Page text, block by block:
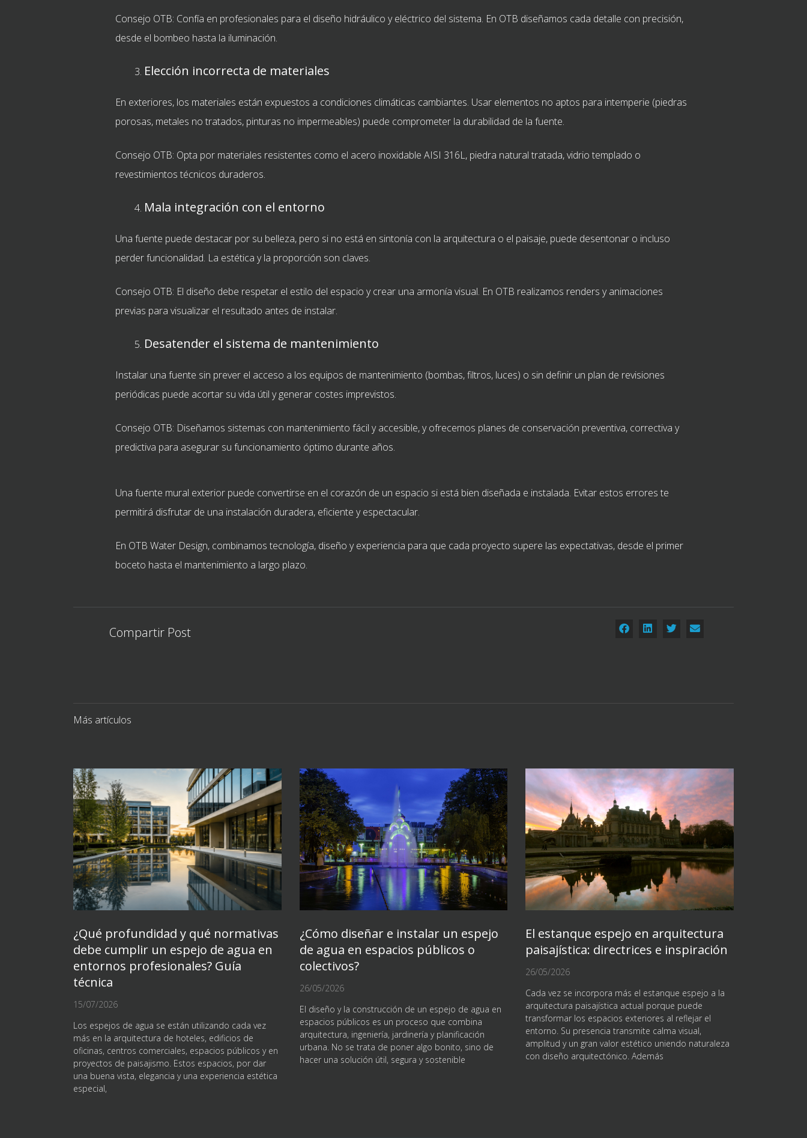
Consejo OTB: Confía en profesionales para el diseño hidráulico y eléctrico del sistema. En OTB diseñamos cada detalle con precisión,
desde el bombeo hasta la iluminación.
Elección incorrecta de materiales
En exteriores, los materiales están expuestos a condiciones climáticas cambiantes. Usar elementos no aptos para intemperie (piedras
porosas, metales no tratados, pinturas no impermeables) puede comprometer la durabilidad de la fuente.
Consejo OTB: Opta por materiales resistentes como el acero inoxidable AISI 316L, piedra natural tratada, vidrio templado o
revestimientos técnicos duraderos.
Mala integración con el entorno
Una fuente puede destacar por su belleza, pero si no está en sintonía con la arquitectura o el paisaje, puede desentonar o incluso
perder funcionalidad. La estética y la proporción son claves.
Consejo OTB: El diseño debe respetar el estilo del espacio y crear una armonía visual. En OTB realizamos renders y animaciones
previas para visualizar el resultado antes de instalar.
Desatender el sistema de mantenimiento
Instalar una fuente sin prever el acceso a los equipos de mantenimiento (bombas, filtros, luces) o sin definir un plan de revisiones
periódicas puede acortar su vida útil y generar costes imprevistos.
Consejo OTB: Diseñamos sistemas con mantenimiento fácil y accesible, y ofrecemos planes de conservación preventiva, correctiva y
predictiva para asegurar su funcionamiento óptimo durante años.
Una fuente mural exterior puede convertirse en el corazón de un espacio si está bien diseñada e instalada. Evitar estos errores te
permitirá disfrutar de una instalación duradera, eficiente y espectacular.
En OTB Water Design, combinamos tecnología, diseño y experiencia para que cada proyecto supere las expectativas, desde el primer
boceto hasta el mantenimiento a largo plazo.
Compartir Post
Más artículos
¿Qué profundidad y qué normativas
debe cumplir un espejo de agua en
entornos profesionales? Guía
técnica
15/07/2026
Los espejos de agua se están utilizando cada vez
más en la arquitectura de hoteles, edificios de
oficinas, centros comerciales, espacios públicos y en
proyectos de paisajismo. Estos espacios, por dar
una buena vista, elegancia y una experiencia estética
especial,
¿Cómo diseñar e instalar un espejo
de agua en espacios públicos o
colectivos?
26/05/2026
El diseño y la construcción de un espejo de agua en
espacios públicos es un proceso que combina
arquitectura, ingeniería, jardinería y planificación
urbana. No se trata de poner algo bonito, sino de
hacer una solución útil, segura y sostenible
El estanque espejo en arquitectura
paisajística: directrices e inspiración
26/05/2026
Cada vez se incorpora más el estanque espejo a la
arquitectura paisajística actual porque puede
transformar los espacios exteriores al reflejar el
entorno. Su presencia transmite calma visual,
amplitud y un gran valor estético uniendo naturaleza
con diseño arquitectónico. Además